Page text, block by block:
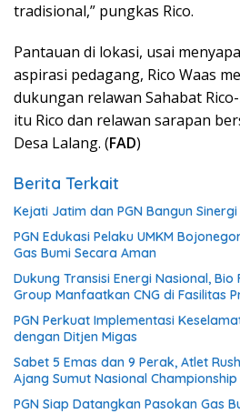
tradisional,” pungkas Rico.
Pantauan di lokasi, usai
aspirasi pedagang, Rico Waas
dukungan relawan Sahabat
itu Rico dan relawan sarapan
Desa Lalang. (FAD)
Berita Terkait
Kejati Jatim dan PGN Bangun
PGN Edukasi Pelaku UMKM
Gas Bumi Secara Aman
Dukung Transisi Energi Nasional, Bio
Group Manfaatkan CNG di Fasilitas
PGN Perkuat Implementasi
dengan Ditjen Migas
Sabet 5 Emas dan 9 Perak, Atlet
Ajang Sumut Nasional Championship
PGN Siap Datangkan Pasokan Gas